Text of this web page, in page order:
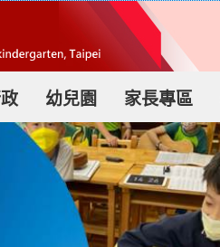
幼兒園 家長專區